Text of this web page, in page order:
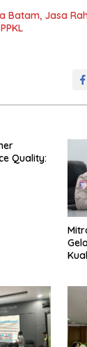
Batam, Jasa
Quality: